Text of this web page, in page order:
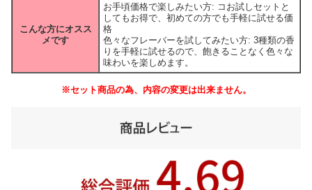
こんな方にオスス
メです
お手頃価格で楽しみたい方: コお試しセットと
してもお得で、初めての方でも手軽に試せる価
格
色々なフレーバーを試してみたい方: 3種類の香
りを手軽に試せるので、飽きることなく色々な
味わいを楽しめます。
※セット商品の為、内容の変更は出来ません。